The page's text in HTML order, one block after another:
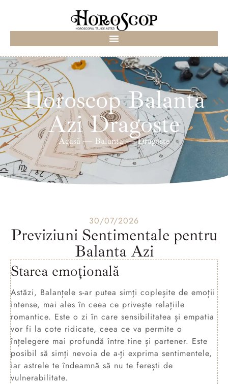
Horoscop Balanta
Azi Dragoste
Acasă — Balanta—Dragoste
30/07/2026
Previziuni Sentimentale pentru
Balanta Azi
Starea emoțională
Astăzi, Balanțele s-ar putea simți copleșite de emoții
intense, mai ales în ceea ce privește relațiile
romantice. Este o zi în care sensibilitatea și empatia
vor fi la cote ridicate, ceea ce va permite o
înțelegere mai profundă între tine și partener. Este
posibil să simți nevoia de a-ți exprima sentimentele,
iar astrele te îndeamnă să nu te ferești de
vulnerabilitate.